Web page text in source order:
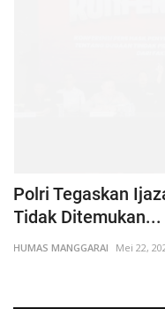
Polri Tegaskan
Tidak Ditemukan...
HUMAS MANGGARAI Mei 22,